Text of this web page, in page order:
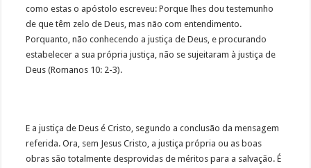
como estas o apóstolo escreveu: Porque lhes dou testemunho
de que têm zelo de Deus, mas não com entendimento.
Porquanto, não conhecendo a justiça de Deus, e procurando
estabelecer a sua própria justiça, não se sujeitaram à justiça de
Deus (Romanos 10: 2-3).
E a justiça de Deus é Cristo, segundo a conclusão da mensagem
referida. Ora, sem Jesus Cristo, a justiça própria ou as boas
obras são totalmente desprovidas de méritos para a salvação. É